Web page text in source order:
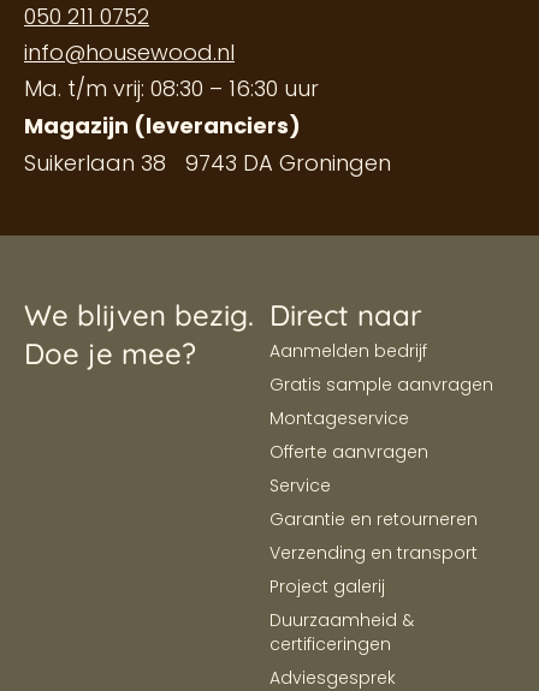
050 211 0752
info@housewood.nl
Ma. t/m vrij: 08:30 – 16:30 uur
Magazijn (leveranciers)
Suikerlaan 38 9743 DA Groningen
We blijven bezig.
Doe je mee?
Direct naar
Aanmelden bedrijf
Gratis sample aanvragen
Montageservice
Offerte aanvragen
Service
Garantie en retourneren
Verzending en transport
Project galerij
Duurzaamheid &
certificeringen
Adviesgesprek